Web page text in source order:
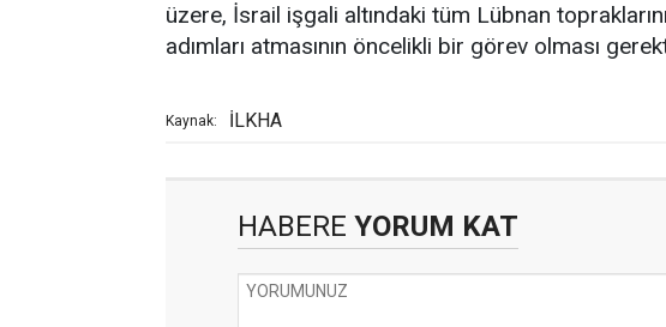
üzere, İsrail işgali altındaki tüm Lübnan
adımları atmasının öncelikli bir görev olması
Kaynak: İLKHA
HABERE YORUM KAT